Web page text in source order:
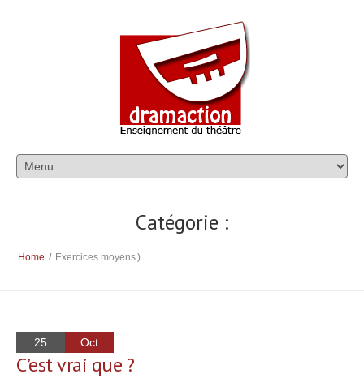
Catégorie :
Home / Exercices moyens)
25 Oct
C’est vrai que ?